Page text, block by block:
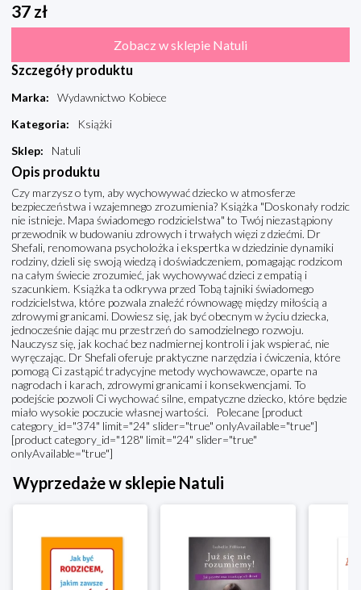
37 zł
Zobacz w sklepie Natuli
Szczegóły produktu
Marka:
Wydawnictwo Kobiece
Kategoria:
Książki
Sklep: Natuli
Opis produktu
Czy marzysz o tym, aby wychowywać dziecko w atmosferze
bezpieczeństwa i wzajemnego zrozumienia? Książka "Doskonały rodzic
nie istnieje. Mapa świadomego rodzicielstwa" to Twój niezastąpiony
przewodnik w budowaniu zdrowych i trwałych więzi z dziećmi. Dr
Shefali, renomowana psycholożka i ekspertka w dziedzinie dynamiki
rodziny, dzieli się swoją wiedzą i doświadczeniem, pomagając rodzicom
na całym świecie zrozumieć, jak wychowywać dzieci z empatią i
szacunkiem. Książka ta odkrywa przed Tobą tajniki świadomego
rodzicielstwa, które pozwala znaleźć równowagę między miłością a
zdrowymi granicami. Dowiesz się, jak być obecnym w życiu dziecka,
jednocześnie dając mu przestrzeń do samodzielnego rozwoju.
Nauczysz się, jak kochać bez nadmiernej kontroli i jak wspierać, nie
wyręczając. Dr Shefali oferuje praktyczne narzędzia i ćwiczenia, które
pomogą Ci zastąpić tradycyjne metody wychowawcze, oparte na
nagrodach i karach, zdrowymi granicami i konsekwencjami. To
podejście pozwoli Ci wychować silne, empatyczne dziecko, które będzie
miało wysokie poczucie własnej wartości. Polecane [product
category_id="374" limit="24" slider="true" onlyAvailable="true"]
[product category_id="128" limit="24" slider="true"
onlyAvailable="true"]
Wyprzedaże w sklepie Natuli